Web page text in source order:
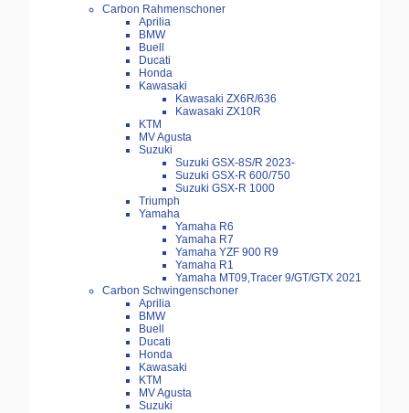
Carbon Rahmenschoner
Aprilia
BMW
Buell
Ducati
Honda
Kawasaki
Kawasaki ZX6R/636
Kawasaki ZX10R
KTM
MV Agusta
Suzuki
Suzuki GSX-8S/R 2023-
Suzuki GSX-R 600/750
Suzuki GSX-R 1000
Triumph
Yamaha
Yamaha R6
Yamaha R7
Yamaha YZF 900 R9
Yamaha R1
Yamaha MT09,Tracer 9/GT/GTX 2021
Carbon Schwingenschoner
Aprilia
BMW
Buell
Ducati
Honda
Kawasaki
KTM
MV Agusta
Suzuki